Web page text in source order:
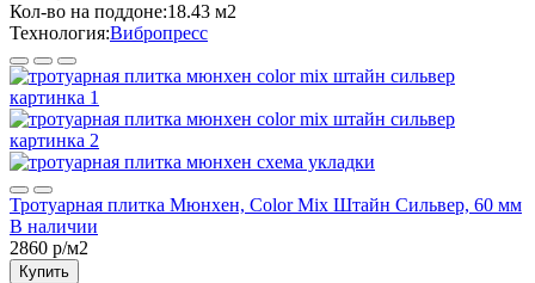
Кол-во на поддоне:18.43 м2
Технология:Вибропресс
Тротуарная плитка Мюнхен, Color Mix Штайн Сильвер, 60 мм
В наличии
2860 р/м2
Купить